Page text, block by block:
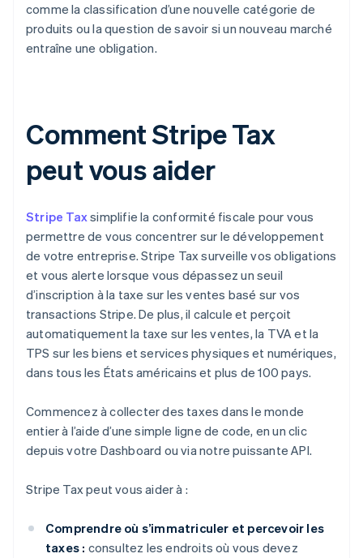
comme la classification d’une nouvelle catégorie de
produits ou la question de savoir si un nouveau marché
entraîne une obligation.
Comment Stripe Tax
peut vous aider
Stripe Taxsimplifie la conformité fiscale pour vous
permettre de vous concentrer sur le développement
de votre entreprise. Stripe Tax surveille vos obligations
et vous alerte lorsque vous dépassez un seuil
d’inscription à la taxe sur les ventes basé sur vos
transactions Stripe. De plus, il calcule et perçoit
automatiquement la taxe sur les ventes, la TVA et la
TPS sur les biens et services physiques et numériques,
dans tous les États américains et plus de 100 pays.
Commencez à collecter des taxes dans le monde
entier à l’aide d’une simple ligne de code, en un clic
depuis votre Dashboard ou via notre puissante API.
Stripe Tax peut vous aider à :
Comprendre où s’immatriculer et percevoir les
taxes : consultez les endroits où vous devez